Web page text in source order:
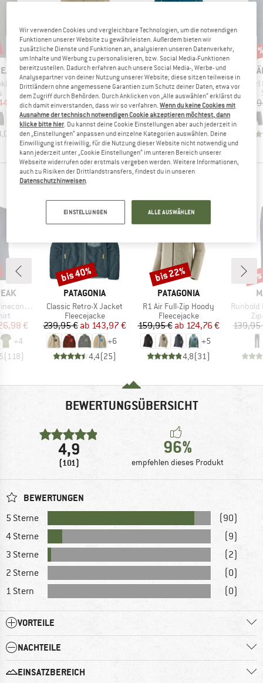
Shorts
Preis
€
)
MARKE
FJÄLLRÄVEN
Artikel
Vidda Pro Lite Shorts
Produktgruppe
Shorts
Preis
129,95 €reduzierter Preis
107,86 €
+2
4,6(24)
Rabatt
17%
MARKE
FJÄLLRÄVEN
Artikel
Abisko Shorts
Produktgruppe
Shorts
Preis
119,95 €reduzierter Preis
99,56 €
4,6(23)
Rabatt
17%
DIESE PRODUKTE PASSEN IDEAL DAZU
II T-Shirt
Preis
€
+4
(118)
MARKE
PATAGONIA
Artikel
Classic Retro-X Jacket
Produktgruppe
Fleecejacke
Preis
239,95 € reduzierter Preis
ab 143,97 €
+6
4,4(25)
Rabatt
bis 40%
MARKE
PATAGONIA
Artikel
R1 Air Full-Zip Hoody
Produktgruppe
Fleecejacke
Preis
159,95 € reduzierter Preis
ab 124,76 €
+5
4,8(31 )
Rabatt
bis 22%
Artikel
Runbold
139,95
BEWERTUNGSÜBERSICHT
4,9
(101)
96%
empfehlen dieses Produkt
BEWERTUNGEN
5 Sterne
(90)
4 Sterne
(9)
3 Sterne
(2)
2 Sterne
(0)
1 Stern
(0)
VORTEILE
NACHTEILE
EINSATZBEREICH
Wir verwenden Cookies und vergleichbare Technologien, um die notwendigen
Funktionen unserer Website zu gewährleisten. Außerdem bieten wir
zusätzliche Dienste und Funktionen an, analysieren unseren Datenverkehr,
um Inhalte und Werbung zu personalisieren, bzw. Social Media-Funktionen
bereitzustellen. Dadurch erfahren auch unsere Social Media-, Werbe- und
Analysepartner von deiner Nutzung unserer Website; diese sitzen teilweise in
Drittländern ohne angemessene Garantien zum Schutz deiner Daten, etwa vor
dem Zugriff durch Behörden. Durch Anklicken von „Alle auswählen“ erklärst du
dich damit einverstanden, dass wir so verfahren.Wenn du keine Cookies mit
Ausnahme der technisch notwendigen Cookie akzeptieren möchtest, dann
klicke bitte hier . Du kannst deine Cookie Einstellungen aber auch jederzeit in
den „Einstellungen“ anpassen und einzelne Kategorien auswählen. Deine
Einwilligung ist freiwillig, für die Nutzung dieser Website nicht notwendig und
kann jederzeit unter „Cookie Einstellungen“ im unteren Bereich unserer
Webseite widerrufen oder erstmals vergeben werden. Weitere Informationen,
auch zu Risiken der Drittlandstransfers, findest du in unseren
Datenschutzhinweisen
EINSTELLUNGEN ALLE AUSWÄHLEN